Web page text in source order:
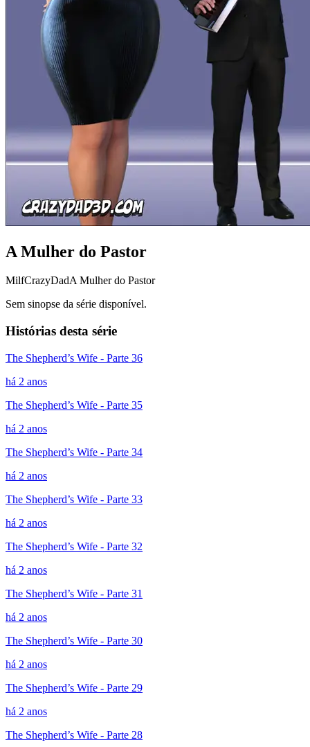
A Mulher do Pastor
MilfCrazyDadA Mulher do Pastor
Sem sinopse da série disponível.
Histórias desta série
The Shepherd’s Wife - Parte 36
há 2 anos
The Shepherd’s Wife - Parte 35
há 2 anos
The Shepherd’s Wife - Parte 34
há 2 anos
The Shepherd’s Wife - Parte 33
há 2 anos
The Shepherd’s Wife - Parte 32
há 2 anos
The Shepherd’s Wife - Parte 31
há 2 anos
The Shepherd’s Wife - Parte 30
há 2 anos
The Shepherd’s Wife - Parte 29
há 2 anos
The Shepherd’s Wife - Parte 28